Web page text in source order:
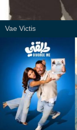
Vae Victis